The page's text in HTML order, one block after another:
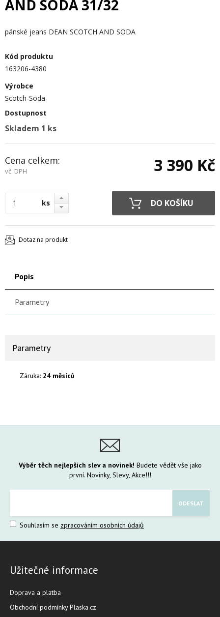
AND SODA 31/32
pánské jeans DEAN SCOTCH AND SODA
Kód produktu
163206-4380
Výrobce
Scotch-Soda
Dostupnost
Skladem 1 ks
Cena celkem:
vč. DPH 3 390 Kč
ks
Dotaz na produkt
Popis
Parametry
Parametry
Záruka: 24 měsíců
Výběr těch nejlepších slev a novinek! Budete vědět vše jako
první. Novinky, Slevy, Akce!!!
Souhlasím se zpracováním osobních údajů
Užitečné informace
Doprava a platba
Obchodní podmínky Plaska.cz